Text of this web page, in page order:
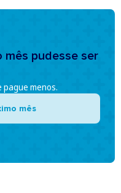
mês pudesse ser
pague menos.
mês